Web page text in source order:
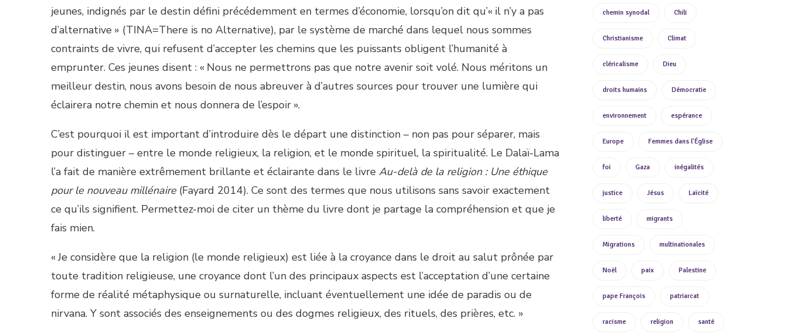
jeunes, indignés par le destin défini précédemment en termes d’économie, lorsqu’on dit qu’« il n’y a pas
d’alternative » (TINA=There is no Alternative), par le système de marché dans lequel nous sommes
contraints de vivre, qui refusent d’accepter les chemins que les puissants obligent l’humanité à
emprunter. Ces jeunes disent : « Nous ne permettrons pas que notre avenir soit volé. Nous méritons un
meilleur destin, nous avons besoin de nous abreuver à d’autres sources pour trouver une lumière qui
éclairera notre chemin et nous donnera de l’espoir ».
C’est pourquoi il est important d’introduire dès le départ une distinction – non pas pour séparer, mais
pour distinguer – entre le monde religieux, la religion, et le monde spirituel, la spiritualité. Le Dalaï-Lama
l’a fait de manière extrêmement brillante et éclairante dans le livre Au-delà de la religion : Une éthique
pour le nouveau millénaire (Fayard 2014). Ce sont des termes que nous utilisons sans savoir exactement
ce qu’ils signifient. Permettez-moi de citer un thème du livre dont je partage la compréhension et que je
fais mien.
« Je considère que la religion (le monde religieux) est liée à la croyance dans le droit au salut prônée par
toute tradition religieuse, une croyance dont l’un des principaux aspects est l’acceptation d’une certaine
forme de réalité métaphysique ou surnaturelle, incluant éventuellement une idée de paradis ou de
nirvana. Y sont associés des enseignements ou des dogmes religieux, des rituels, des prières, etc. »
chemin synodal Chili
Christianisme Climat
cléricalisme Dieu
droits humains Démocratie
environnement espérance
Europe Femmes dans l'Église
foi Gaza inégalités
justice Jésus Laïcité
liberté migrants
Migrations multinationales
Noël paix Palestine
pape François patriarcat
racisme religion santé